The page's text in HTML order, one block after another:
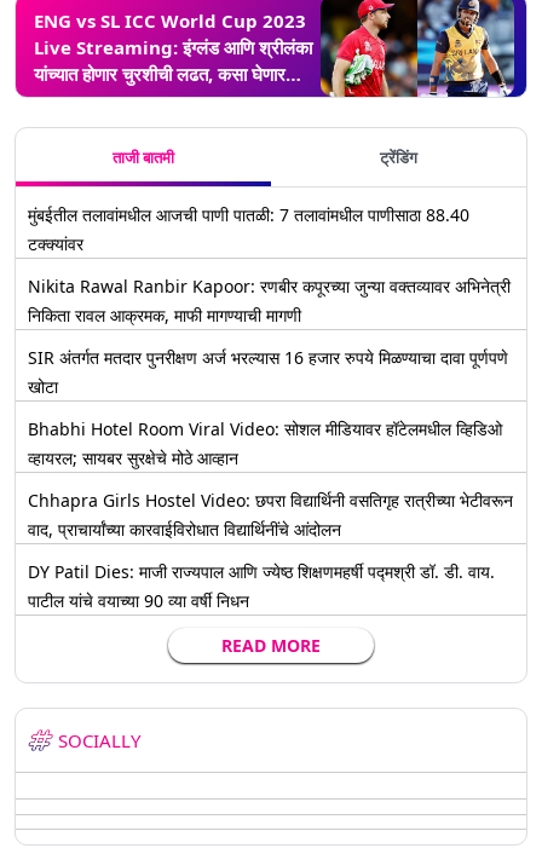
ENG vs SL ICC World Cup 2023
Live Streaming: इंग्लंड आणि श्रीलंका
यांच्यात होणार चुरशीची लढत, कसा घेणार
सामन्याचा आनंद? घ्या जाणून
ताजी बातमी ट्रेंडिंग
मुंबईतील तलावांमधील आजची पाणी पातळी: 7 तलावांमधील पाणीसाठा 88.40
टक्क्यांवर
Nikita Rawal Ranbir Kapoor: रणबीर कपूरच्या जुन्या वक्तव्यावर अभिनेत्री
निकिता रावल आक्रमक, माफी मागण्याची मागणी
SIR अंतर्गत मतदार पुनरीक्षण अर्ज भरल्यास 16 हजार रुपये मिळण्याचा दावा पूर्णपणे
खोटा
Bhabhi Hotel Room Viral Video: सोशल मीडियावर हॉटेलमधील व्हिडिओ
व्हायरल; सायबर सुरक्षेचे मोठे आव्हान
Chhapra Girls Hostel Video: छपरा विद्यार्थिनी वसतिगृह रात्रीच्या भेटीवरून
वाद, प्राचार्यांच्या कारवाईविरोधात विद्यार्थिनींचे आंदोलन
DY Patil Dies: माजी राज्यपाल आणि ज्येष्ठ शिक्षणमहर्षी पद्मश्री डॉ. डी. वाय.
पाटील यांचे वयाच्या 90 व्या वर्षी निधन
READ MORE
SOCIALLY